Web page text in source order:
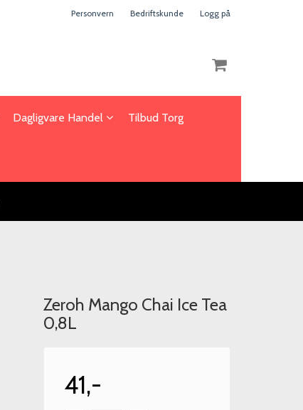
Personvern Bedriftskunde Logg på
Dagligvare Handel Tilbud Torg
Zeroh Mango Chai Ice Tea
0,8L
41,-